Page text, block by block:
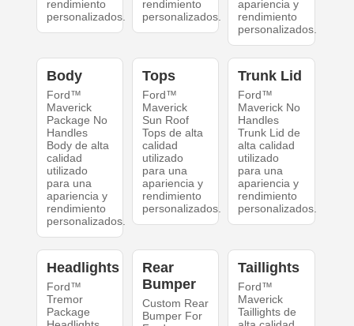
rendimiento
personalizados.
rendimiento
personalizados.
apariencia y
rendimiento
personalizados.
Body
Ford™
Maverick
Package No
Handles
Body de alta
calidad
utilizado
para una
apariencia y
rendimiento
personalizados.
Tops
Ford™
Maverick
Sun Roof
Tops de alta
calidad
utilizado
para una
apariencia y
rendimiento
personalizados.
Trunk Lid
Ford™
Maverick No
Handles
Trunk Lid de
alta calidad
utilizado
para una
apariencia y
rendimiento
personalizados.
Headlights
Ford™
Tremor
Package
Rear
Bumper
Custom Rear
Bumper For
Taillights
Ford™
Maverick
Taillights de